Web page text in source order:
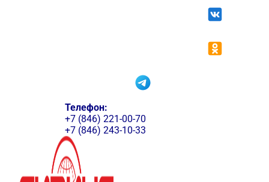
Телефон:
+7 (846) 221-00-70
+7 (846) 243-10-33